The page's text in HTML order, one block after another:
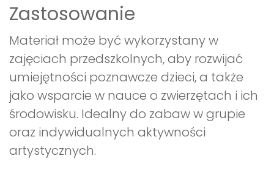
Zastosowanie
Materiał może być wykorzystany w
zajęciach przedszkolnych, aby rozwijać
umiejętności poznawcze dzieci, a także
jako wsparcie w nauce o zwierzętach i ich
środowisku. Idealny do zabaw w grupie
oraz indywidualnych aktywności
artystycznych.